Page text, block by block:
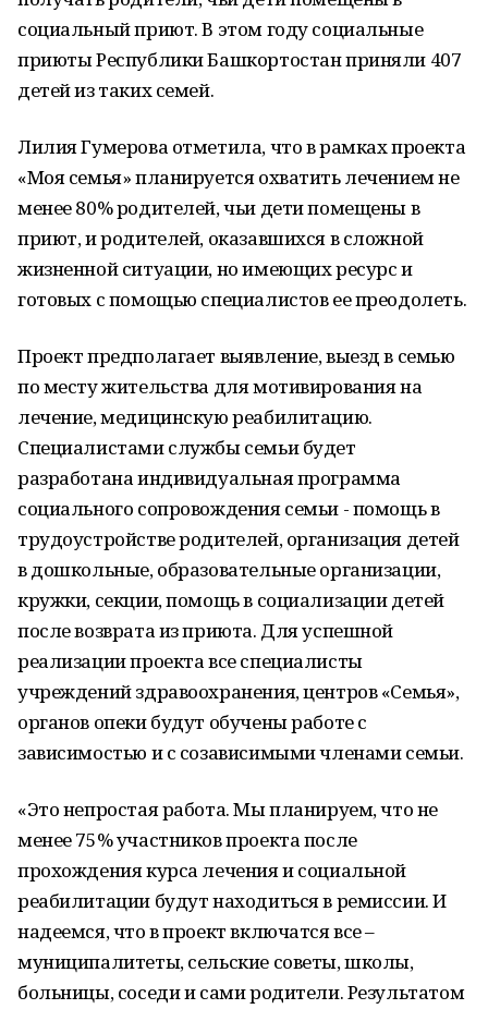
социальный приют. В этом году социальные
приюты Республики Башкортостан приняли 407
детей из таких семей.
Лилия Гумерова отметила, что в рамках проекта
«Моя семья» планируется охватить лечением не
менее 80% родителей, чьи дети помещены в
приют, и родителей, оказавшихся в сложной
жизненной ситуации, но имеющих ресурс и
готовых с помощью специалистов ее преодолеть.
Проект предполагает выявление, выезд в семью
по месту жительства для мотивирования на
лечение, медицинскую реабилитацию.
Специалистами службы семьи будет
разработана индивидуальная программа
социального сопровождения семьи - помощь в
трудоустройстве родителей, организация детей
в дошкольные, образовательные организации,
кружки, секции, помощь в социализации детей
после возврата из приюта. Для успешной
реализации проекта все специалисты
учреждений здравоохранения, центров «Семья»,
органов опеки будут обучены работе с
зависимостью и с созависимыми членами семьи.
«Это непростая работа. Мы планируем, что не
менее 75% участников проекта после
прохождения курса лечения и социальной
реабилитации будут находиться в ремиссии. И
надеемся, что в проект включатся все –
муниципалитеты, сельские советы, школы,
больницы, соседи и сами родители. Результатом